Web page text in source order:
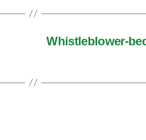
Whistleblower-